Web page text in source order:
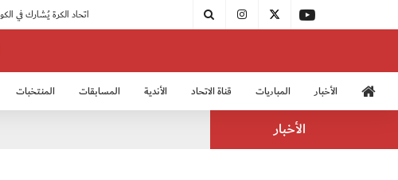
مودرن سبورت يُتوج بطلًا لدوري الدرجة الثالثة
الأخبار المباريات قناة الاتحاد الأندية المسابقات المنتخبات
الأخبار